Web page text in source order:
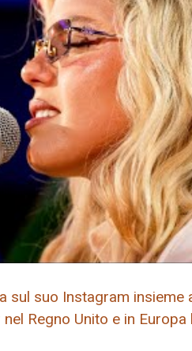
sul suo Instagram insieme
Regno Unito e in Europa